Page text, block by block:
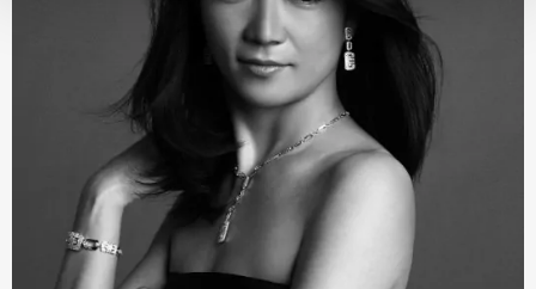
ist er Gründer und Künstlerischer Leiter des Estonian
Festival Orchestras und des Pärnu Music Festivals.
Mit der Saison 2028/29 übernimmt Järvi das Amt des
Chefdirigenten und künstlerischen Beraters des London
Philharmonic Orchestra.
Als Gastdirigent tritt er regelmäßig mit bedeutenden
Orchestern wie dem Royal Concertgebouw Orchestra
Amsterdam, den Berliner Philharmonikern, der
Staatskapelle Dresden, den New York und Los Angeles
Philharmonic und dem Chicago Symphony Orchestra.